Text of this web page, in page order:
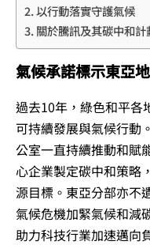
以行動落實守護氣候
關於騰訊及其碳中和計
氣候承諾標示東亞
過去10年，綠色和平各
可持續發展與氣候行動
公室一直持續推動和賦
心企業製定碳中和策略
源目標。東亞分部亦不
氣候危機加緊氣候和減
助力科技行業加速邁向